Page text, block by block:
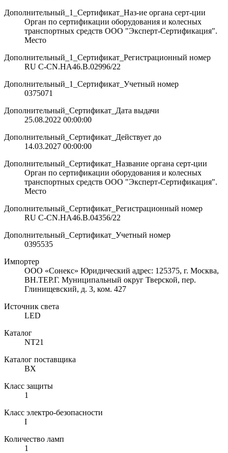
Дополнительный_1_Сертификат_Наз-ие органа серт-ции
Орган по сертификации оборудования и колесных
транспортных средств ООО "Эксперт-Сертификация".
Место
Дополнительный_1_Сертификат_Регистрационный номер
RU С-CN.НА46.В.02996/22
Дополнительный_1_Сертификат_Учетный номер
0375071
Дополнительный_Сертификат_Дата выдачи
25.08.2022 00:00:00
Дополнительный_Сертификат_Действует до
14.03.2027 00:00:00
Дополнительный_Сертификат_Название органа серт-ции
Орган по сертификации оборудования и колесных
транспортных средств ООО "Эксперт-Сертификация".
Место
Дополнительный_Сертификат_Регистрационный номер
RU C-CN.НА46.В.04356/22
Дополнительный_Сертификат_Учетный номер
0395535
Импортер
ООО «Сонекс» Юридический адрес: 125375, г. Москва,
ВН.ТЕР.Г. Муниципальный округ Тверской, пер.
Глинищевский, д. 3, ком. 427
Источник света
LED
Каталог
NT21
Каталог поставщика
BX
Класс защиты
1
Класс электро-безопасности
I
Количество ламп
1